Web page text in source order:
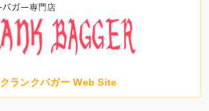
クランクバガー Web Site